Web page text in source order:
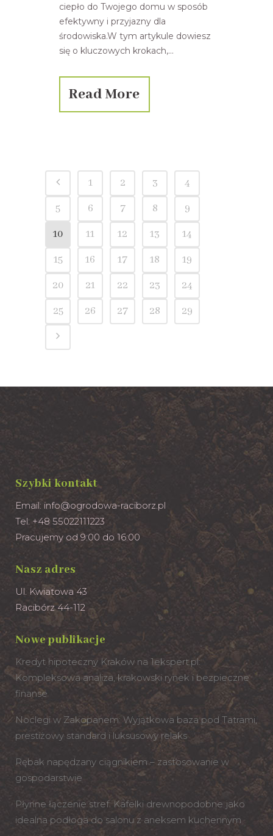
ciepło do Twojego domu w sposób
efektywny i przyjazny dla
środowiska.W tym artykule dowiesz
się o kluczowych krokach,...
Read More
1 2 3
4
5
6 7 8
9
10
11 12 13
14
15
16 17 18
19
20
21 22 23
24
25
26 27 28 29
Szybki kontakt
Email: info@ogrodowa-raciborz.pl
Tel: +48 55022111223
Pracujemy od 9:00 do 16:00
Nasz adres
Ul. Kwiatowa 43
Racibórz 44-112
Nowe publikacje
Kredyt hipoteczny Kraków na 1ekspert.pl:
Kompleksowa analiza, krakowski rynek i bezpieczne
finanse
Noclegi w Zakopanem: Wyjątkowa baza pod Tatrami,
prestiżowy standard i luksusowy relaks
Rębak napędzany ciągnikiem – zastosowanie w
gospodarstwie
Płynne łączenie stref: Kafelki drewnopodobne jako
idealna podłoga do salonu z aneksem kuchennym